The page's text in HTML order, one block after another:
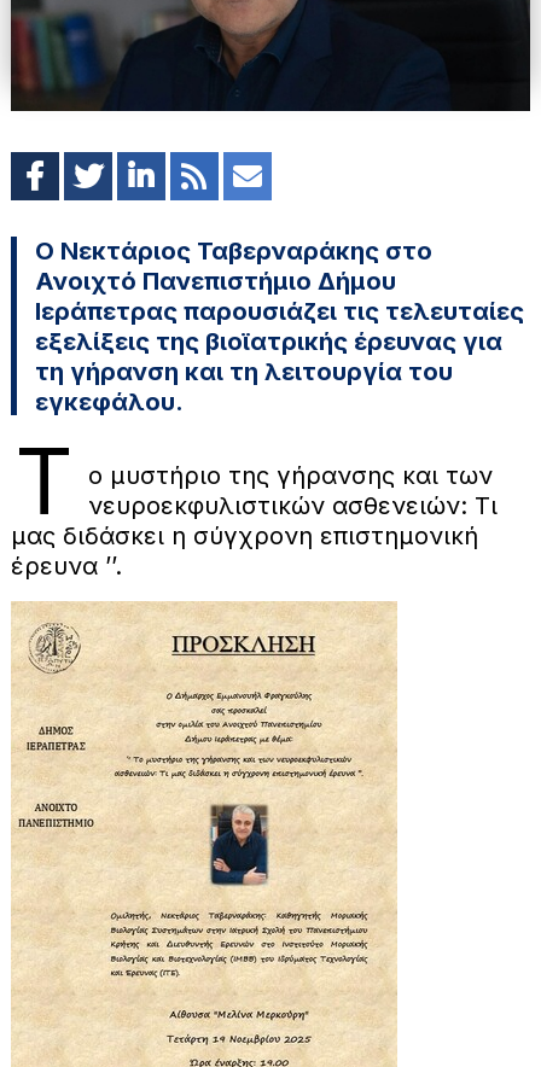
Ο Νεκτάριος Ταβερναράκης στο
Ανοιχτό Πανεπιστήμιο Δήμου
Ιεράπετρας παρουσιάζει τις τελευταίες
εξελίξεις της βιοϊατρικής έρευνας για
τη γήρανση και τη λειτουργία του
εγκεφάλου.
Τ
ο μυστήριο της γήρανσης και των
νευροεκφυλιστικών ασθενειών: Τι
μας διδάσκει η σύγχρονη επιστημονική
έρευνα ’’.